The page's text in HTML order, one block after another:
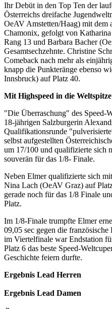
Ihr Debüt in den Top Ten der
Österreichs dreifache
OeAV Amstetten/Haag) mit dem
Chamonix, gefolgt von
Rang 13 und Barbara Bacher
Gesamtsechzehnte. Christine
Comeback nach mehr als
knapp die Punkteränge ebenso
Innsbruck) auf Platz 40.
Mit Highspeed in die Weltspitze
"Die Überraschung" des Speed-
18-jährigen Salzburgerin
Qualifikationsrunde
selbst aufgestellten
um 17/100 und qualifizierte sich
souverän für das 1/8- Finale.
Neben Elmer qualifizierte sich
Nina Lach (OeAV Graz) auf
gerade noch für das 1/8 Finale
Platz.
Im 1/8-Finale trumpfte Elmer
09,05 sec gegen die
im Viertelfinale war Endstation
Platz 6 das beste Speed-
Geschichte feiern durfte.
Ergebnis Lead Herren
Ergebnis Lead Damen